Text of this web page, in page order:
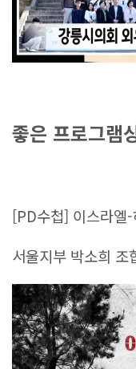
좋은 프로그램
[PD수첩] 이스라엘
서울지부 박소희 조